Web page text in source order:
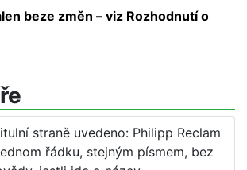
beze změn – viz Rozhodnutí o
straně uvedeno: Philipp Reclam
řádku, stejným písmem, bez